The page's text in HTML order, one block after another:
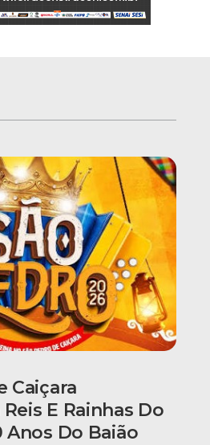
Caiçara
E Rainhas Do
Anos Do Baião